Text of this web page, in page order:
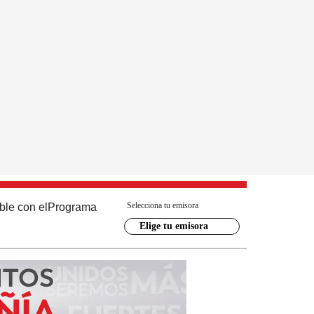
con el Programa Selecciona tu emisora
Elige tu emisora